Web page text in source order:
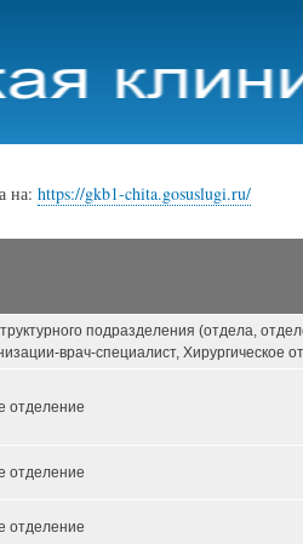
на: https://gkb1-chita.gosuslugi.ru/
подразделения (отдела,
врач-специалист, Хирургическое
отделение
отделение
отделение